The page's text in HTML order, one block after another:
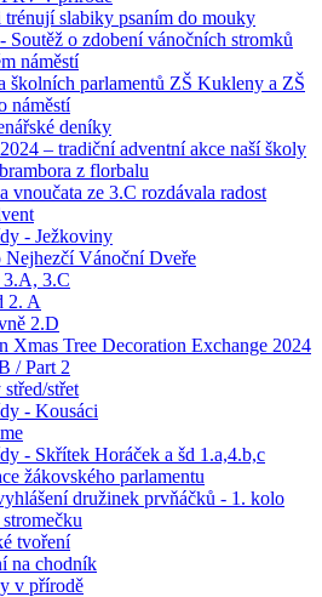
trénují slabiky psaním do mouky
Soutěž o zdobení vánočních stromků
náměstí
školních parlamentů ZŠ Kukleny a ZŠ
náměstí
deníky
– tradiční adventní akce naší školy
z florbalu
vnoučata ze 3.C rozdávala radost
- Ježkoviny
Nejhezčí Vánoční Dveře
3.C
2. A
2.D
Xmas Tree Decoration Exchange 2024
/ Part 2
střet
- Kousáci
- Skřítek Horáček a šd 1.a,4.b,c
žákovského parlamentu
družinek prvňáčků - 1. kolo
tvoření
na chodník
v přírodě